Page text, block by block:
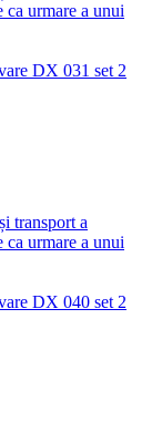
ca urmare a unui
transport a
ca urmare a unui